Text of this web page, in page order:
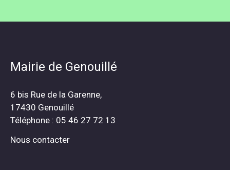
Mairie de Genouillé
6 bis Rue de la Garenne,
17430 Genouillé
Téléphone : 05 46 27 72 13
Nous contacter